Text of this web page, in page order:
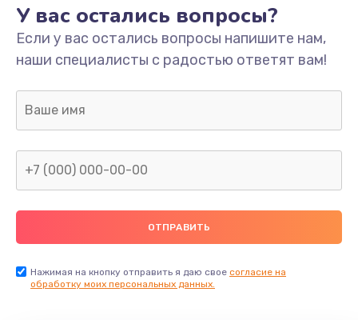
Модернизация
2100 руб.
2000 руб.
Ремонт пищалок(твитеров)
900 руб.
Заказать
У вас остались вопросы?
Если у вас остались вопросы напишите нам,
наши специалисты с радостью ответят вам!
Нажимая на кнопку отправить я даю свое согласие на
обработку моих персональных данных.